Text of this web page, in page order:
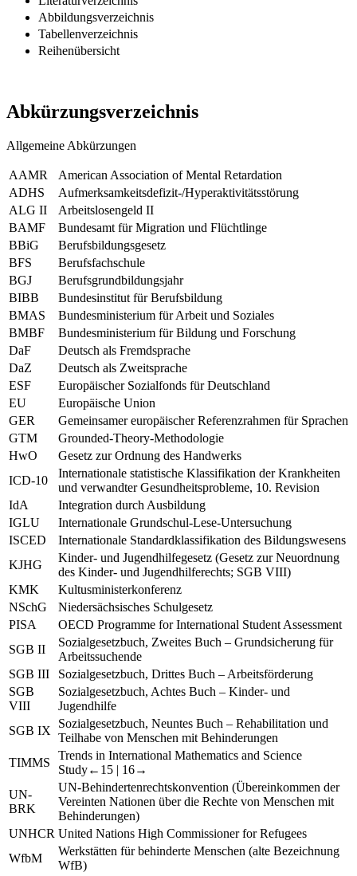
Abbildungsverzeichnis
Tabellenverzeichnis
Reihenübersicht
Abkürzungsverzeichnis
Allgemeine Abkürzungen
AAMR
American Association of Mental Retardation
ADHS
Aufmerksamkeitsdefizit-/Hyperaktivitätsstörung
ALG II
Arbeitslosengeld II
BAMF
Bundesamt für Migration und Flüchtlinge
BBiG
Berufsbildungsgesetz
BFS
Berufsfachschule
BGJ
Berufsgrundbildungsjahr
BIBB
Bundesinstitut für Berufsbildung
BMAS
Bundesministerium für Arbeit und Soziales
BMBF
Bundesministerium für Bildung und Forschung
DaF
Deutsch als Fremdsprache
DaZ
Deutsch als Zweitsprache
ESF
Europäischer Sozialfonds für Deutschland
EU
Europäische Union
GER
Gemeinsamer europäischer Referenzrahmen für Sprachen
GTM
Grounded-Theory-Methodologie
HwO
Gesetz zur Ordnung des Handwerks
ICD-10
Internationale statistische Klassifikation der Krankheiten
und verwandter Gesundheitsprobleme, 10. Revision
IdA
Integration durch Ausbildung
IGLU
Internationale Grundschul-Lese-Untersuchung
ISCED
Internationale Standardklassifikation des Bildungswesens
KJHG
Kinder- und Jugendhilfegesetz (Gesetz zur Neuordnung
des Kinder- und Jugendhilferechts; SGB VIII)
KMK
Kultusministerkonferenz
NSchG
Niedersächsisches Schulgesetz
PISA
OECD Programme for International Student Assessment
SGB II
Sozialgesetzbuch, Zweites Buch – Grundsicherung für
Arbeitssuchende
SGB III
Sozialgesetzbuch, Drittes Buch – Arbeitsförderung
SGB
VIII
Sozialgesetzbuch, Achtes Buch – Kinder- und
Jugendhilfe
SGB IX
Sozialgesetzbuch, Neuntes Buch – Rehabilitation und
Teilhabe von Menschen mit Behinderungen
TIMMS
Trends in International Mathematics and Science
Study←15 | 16→
UN-
BRK
UN-Behindertenrechtskonvention (Übereinkommen der
Vereinten Nationen über die Rechte von Menschen mit
Behinderungen)
UNHCR United Nations High Commissioner for Refugees
WfbM
Werkstätten für behinderte Menschen (alte Bezeichnung
WfB)